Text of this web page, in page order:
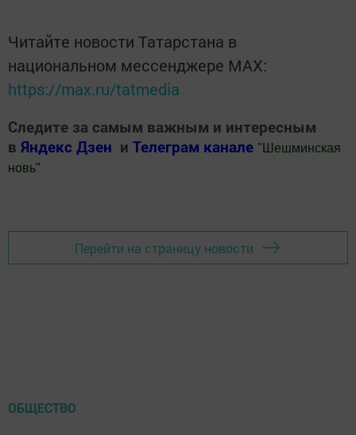
Читайте новости Татарстана в
национальном мессенджере MАХ:
https://max.ru/tatmedia
Следите за самым важным и интересным
в Яндекс Дзен и Телеграм канале " Шешминская
новь"
Перейти на страницу новости
ОБЩЕСТВО